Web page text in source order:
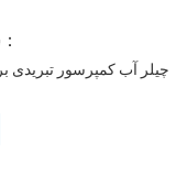
شرح پنل کنترل دما：